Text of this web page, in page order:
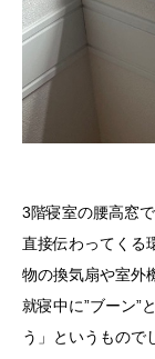
3階寝室の腰高窓
直接伝わってくる
物の換気扇や室外
就寝中に”ブーン”
う」というもので